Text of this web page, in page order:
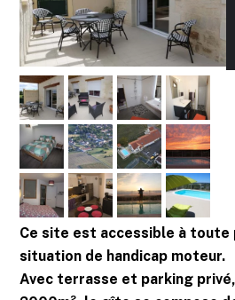
Ce site est accessible à toute
situation de handicap moteur.
Avec terrasse et parking